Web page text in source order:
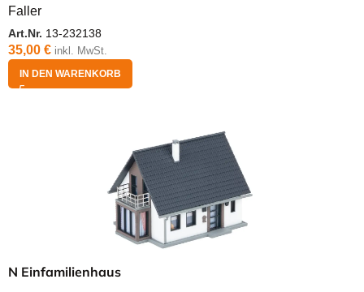
Faller
Art.Nr. 13-232138
35,00 € inkl. MwSt.
IN DEN WARENKORB
N Einfamilienhaus